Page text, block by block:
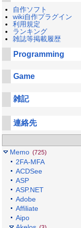
自作ソフト
wiki自作プラグイン
利用規定
ランキング
雑誌等掲載履歴
Programming
Game
雑記
連絡先
Memo (725)
2FA-MFA
ACDSee
ASP
ASP.NET
Adobe
Affiliate
Aipo